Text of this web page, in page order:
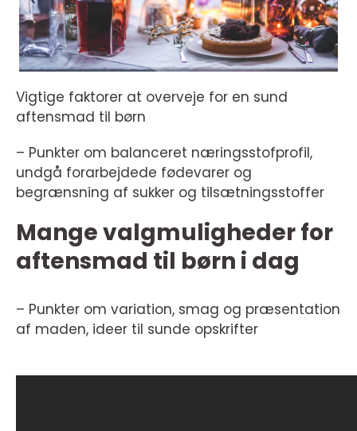
Vigtige faktorer at overveje for en sund
aftensmad til børn
– Punkter om balanceret næringsstofprofil,
undgå forarbejdede fødevarer og
begrænsning af sukker og tilsætningsstoffer
Mange valgmuligheder for
aftensmad til børn i dag
– Punkter om variation, smag og præsentation
af maden, ideer til sunde opskrifter